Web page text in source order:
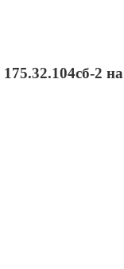
2 на